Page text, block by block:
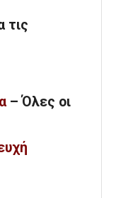
τις
– Όλες οι